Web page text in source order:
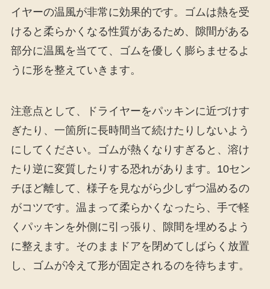
イヤーの温風が非常に効果的です。ゴムは熱を受
けると柔らかくなる性質があるため、隙間がある
部分に温風を当てて、ゴムを優しく膨らませるよ
うに形を整えていきます。
注意点として、ドライヤーをパッキンに近づけす
ぎたり、一箇所に長時間当て続けたりしないよう
にしてください。ゴムが熱くなりすぎると、溶け
たり逆に変質したりする恐れがあります。10セン
チほど離して、様子を見ながら少しずつ温めるの
がコツです。温まって柔らかくなったら、手で軽
くパッキンを外側に引っ張り、隙間を埋めるよう
に整えます。そのままドアを閉めてしばらく放置
し、ゴムが冷えて形が固定されるのを待ちます。